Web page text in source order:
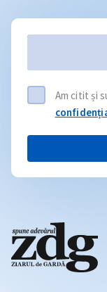
Am citit și